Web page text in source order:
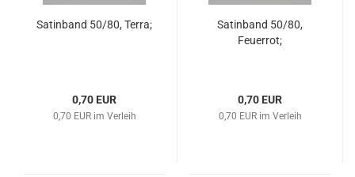
Satinband 50/80, Terra;
0,70 EUR
0,70 EUR im Verleih
Satinband 50/80,
Feuerrot;
0,70 EUR
0,70 EUR im Verleih